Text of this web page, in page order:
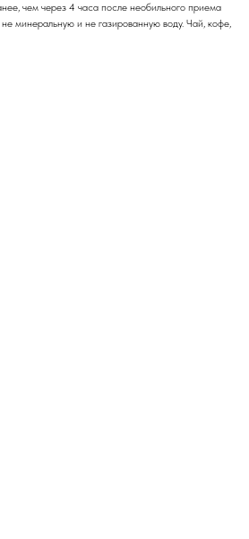
чем через 4 часа после необильного приема
минеральную и не газированную воду. Чай, кофе,